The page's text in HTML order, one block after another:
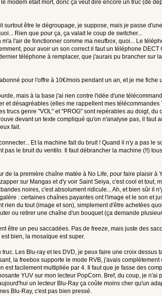
(?:(?:www|[a-z]{2})\.)?youtube\.com/
www.youtube.com/p/$2&rel=0&fs=1',
385),
25,
=> '<object [^>]*><param name="movie" value="$1"
No further embedding possible, so set this variable
stripos($input, '<a href="http://') === false)
stripos($input, '<a href="http') === false)
= true;
from embedding *before* BBC parsing - wrap
$cache_id)
'http://') === false && stripos($message, '') ===
'://') === false && stripos($message, '') === false)
if autolinking of urls is disabled
|www\.~i', $input))
|www\.~i', $input))
SMF code, adding support for [center], [li], [td]
array('&#039;' => '\'', '&quot;' => '>">',
modem était mort, donc ça veut dire encore un truc (de
surtout être le dégroupage, je suppose, mais je passe
Rien que pour ça, ça valait le coup de switcher...
l'air de fonctionner comme ma neufbox, quoi... Le
pour avoir un son correct il faut un téléphone
téléphone à remplacer, que j'aurais pu brancher sur
pour l'offre à 10€/mois pendant un an, et je me
mais à la base j'ai rien contre l'idée d'une
et désagréables (elles me rappellent mes
trucs genre "VOL" et "PROG" sont repérables au doigt,
devant un texte compliqué qu'on n'analyse pas, il faut
fait.
Et la machine fait du bruit ! Quand il n'y a pas
pas le bruit du ventilo. Il faut débrancher la machine (!!)
de la première chaîne matée à No Life, pour faire plaisir à
sur Mangas et d'y voir Saint Seiya, c'est cool et tout,
noires, c'est absolument ridicule... Ah, et bien sûr il
: certaines chaînes payantes ont l'image et le son et
rien du tout (image et son), simplement d'être achetées
ou retirer une chaîne d'un bouquet (ça demande
être un peu saccadées. Pas de freeze, mais juste des
bien, la mosaïque est super.
truc. Les Blu-ray et les DVD, je peux faire une croix
la freebox supporte le mode RVB, j'avais
est facilement multipliée par 4. Il faut que je fasse des
YUV sur mon lecteur PopCorn. Bref, du coup, je
un lecteur Blu-Ray ça coûte moins cher qu'un
Blu-Ray, c'est pas bien pressé.